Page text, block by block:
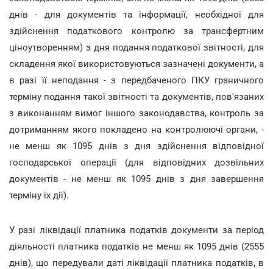
днів - для документів та інформації, необхідної для
здійснення податкового контролю за трансфертним
ціноутворенням) з дня подання податкової звітності, для
складення якої використовуються зазначені документи, а
в разі її неподання - з передбаченого ПКУ граничного
терміну подання такої звітності та документів, пов'язаних
з виконанням вимог іншого законодавства, контроль за
дотриманням якого покладено на контролюючі органи, -
не менш як 1095 днів з дня здійснення відповідної
господарської операції (для відповідних дозвільних
документів - не менш як 1095 днів з дня завершення
терміну їх дії).
У разі ліквідації платника податків документи за період
діяльності платника податків не менш як 1095 днів (2555
днів), що передували даті ліквідації платника податків, в